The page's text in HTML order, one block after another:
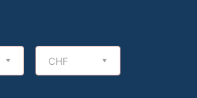
CHF